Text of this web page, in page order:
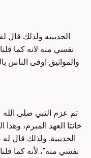
الحديبيه ولذلك قال
نفسي منه لانه كما
والمواثيق اوفى الناس
ثم عزم النبي صلى
خانتا العهد المبرم،
الحديبية. ولذلك قال
نفسي منه"، لأنه كما